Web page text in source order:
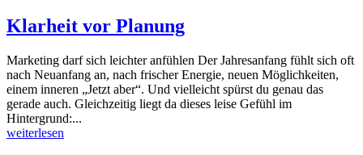
Klarheit vor Planung
Marketing darf sich leichter anfühlen Der Jahresanfang fühlt sich oft
nach Neuanfang an, nach frischer Energie, neuen Möglichkeiten,
einem inneren „Jetzt aber“. Und vielleicht spürst du genau das
gerade auch. Gleichzeitig liegt da dieses leise Gefühl im
Hintergrund:...
weiterlesen